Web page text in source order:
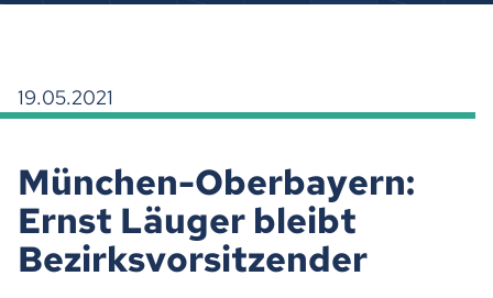
19.05.2021
München-Oberbayern:
Ernst Läuger bleibt
Bezirksvorsitzender